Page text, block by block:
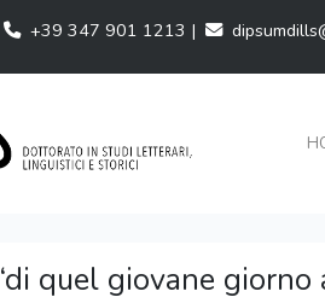
+39 347 901 1213 |
‘di quel giovane